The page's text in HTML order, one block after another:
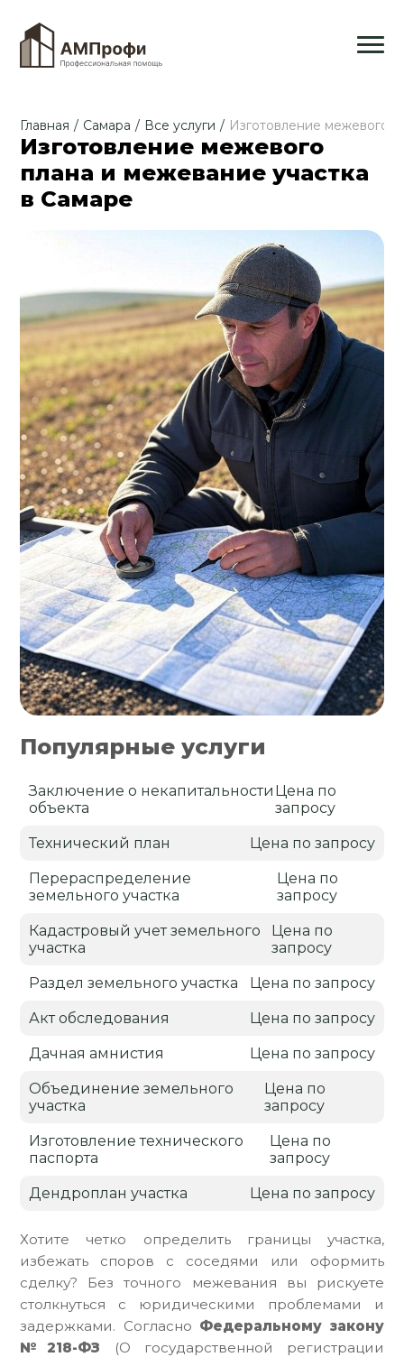
Главная / Самара / Все услуги / Изготовление межевого
Изготовление межевого
плана и межевание участка
в Самаре
Хотите четко определить границы участка,
избежать споров с соседями или оформить
сделку? Без точного межевания вы рискуете
столкнуться с юридическими проблемами и
задержками. Согласно Федеральному закону
№218-ФЗ (О государственной регистрации
Популярные услуги
Заключение о некапитальности
объекта
Цена по
запросу
Технический план Цена по запросу
Перераспределение
земельного участка
Цена по
запросу
Кадастровый учет земельного
участка
Цена по
запросу
Раздел земельного участка Цена по запросу
Акт обследования Цена по запросу
Дачная амнистия Цена по запросу
Объединение земельного
участка
Цена по
запросу
Изготовление технического
паспорта
Цена по
запросу
Дендроплан участка Цена по запросу